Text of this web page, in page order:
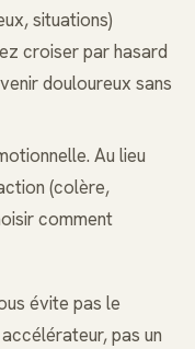
situations)
croiser par hasard
douloureux sans
Au lieu
(colère,
comment
évite pas le
pas un